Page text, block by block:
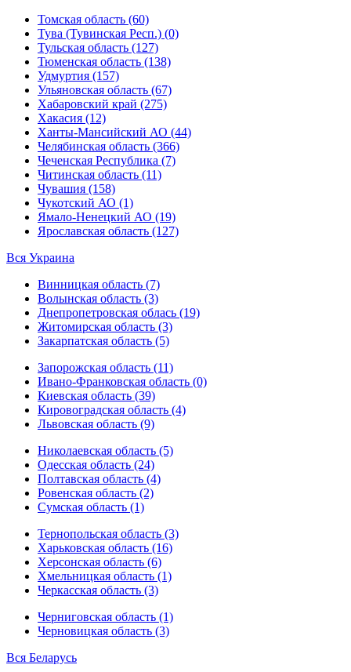
Томская область (60)
Тува (Тувинская Респ.) (0)
Тульская область (127)
Тюменская область (138)
Удмуртия (157)
Ульяновская область (67)
Хабаровский край (275)
Хакасия (12)
Ханты-Мансийский АО (44)
Челябинская область (366)
Чеченская Республика (7)
Читинская область (11)
Чувашия (158)
Чукотский АО (1)
Ямало-Ненецкий АО (19)
Ярославская область (127)
Вся Украина
Винницкая область (7)
Волынская область (3)
Днепропетровская облась (19)
Житомирская область (3)
Закарпатская область (5)
Запорожская область (11)
Ивано-Франковская область (0)
Киевская область (39)
Кировоградская область (4)
Львовская область (9)
Николаевская область (5)
Одесская область (24)
Полтавская область (4)
Ровенская область (2)
Сумская область (1)
Тернопольская область (3)
Харьковская область (16)
Херсонская область (6)
Хмельницкая область (1)
Черкасская область (3)
Черниговская область (1)
Черновицкая область (3)
Вся Беларусь